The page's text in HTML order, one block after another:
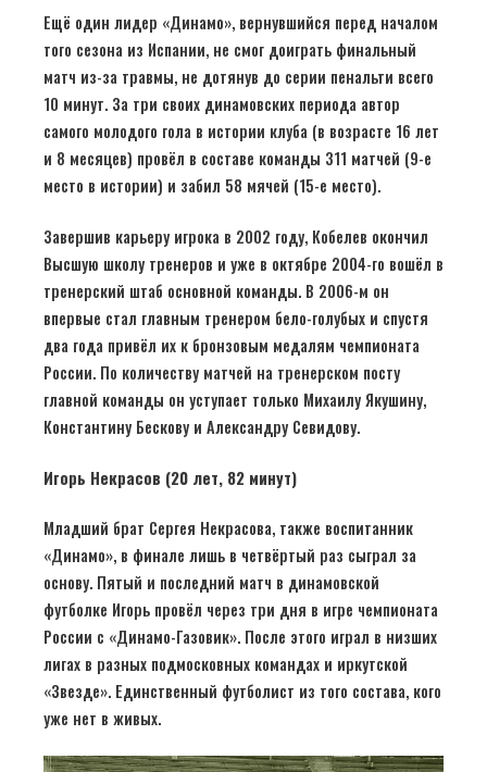
Ещё один лидер «Динамо», вернувшийся перед началом
того сезона из Испании, не смог доиграть финальный
матч из-за травмы, не дотянув до серии пенальти всего
10 минут. За три своих динамовских периода автор
самого молодого гола в истории клуба (в возрасте 16 лет
и 8 месяцев) провёл в составе команды 311 матчей (9-е
место в истории) и забил 58 мячей (15-е место).
Завершив карьеру игрока в 2002 году, Кобелев окончил
Высшую школу тренеров и уже в октябре 2004-го вошёл в
тренерский штаб основной команды. В 2006-м он
впервые стал главным тренером бело-голубых и спустя
два года привёл их к бронзовым медалям чемпионата
России. По количеству матчей на тренерском посту
главной команды он уступает только Михаилу Якушину,
Константину Бескову и Александру Севидову.
Игорь Некрасов (20 лет, 82 минут)
Младший брат Сергея Некрасова, также воспитанник
«Динамо», в финале лишь в четвёртый раз сыграл за
основу. Пятый и последний матч в динамовской
футболке Игорь провёл через три дня в игре чемпионата
России с «Динамо-Газовик». После этого играл в низших
лигах в разных подмосковных командах и иркутской
«Звезде». Единственный футболист из того состава, кого
уже нет в живых.